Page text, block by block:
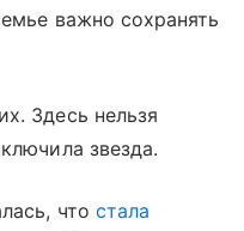
важно сохранять
Здесь нельзя
звезда.
что стала